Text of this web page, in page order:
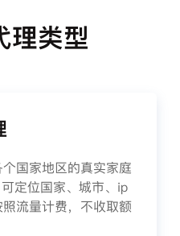
理类型
国家地区的真实家庭
定位国家、城市、ip
流量计费，不收取额